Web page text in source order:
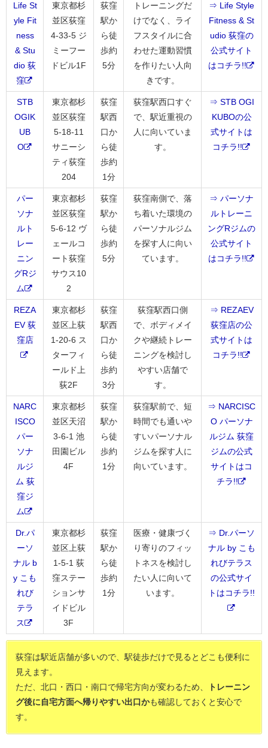
Life St
yle Fit
ness
& Stu
dio 荻
窪
東京都杉
並区荻窪
4-33-5 ジ
ミーフー
ドビル1F
荻窪
駅か
ら徒
歩約
5分
トレーニングだ
けでなく、ライ
フスタイルに合
わせた運動習慣
を作りたい人向
きです。
⇒ Life Style
Fitness & St
udio 荻窪の
公式サイト
はコチラ!!
STB
OGIK
UB
O
東京都杉
並区荻窪
5-18-11
サニーシ
ティ荻窪
204
荻窪
駅西
口か
ら徒
歩約
1分
荻窪駅西口すぐ
で、駅近重視の
人に向いていま
す。
⇒ STB OGI
KUBOの公
式サイトは
コチラ!!
パー
ソナ
ルト
レー
ニン
グRジ
ム
東京都杉
並区荻窪
5-6-12 ヴ
ェールコ
ート荻窪
サウス10
2
荻窪
駅か
ら徒
歩約
5分
荻窪南側で、落
ち着いた環境の
パーソナルジム
を探す人に向い
ています。
⇒ パーソナ
ルトレーニ
ングRジムの
公式サイト
はコチラ!!
REZA
EV 荻
窪店
東京都杉
並区上荻
1-20-6 ス
ターフィ
ールド上
荻2F
荻窪
駅西
口か
ら徒
歩約
3分
荻窪駅西口側
で、ボディメイ
クや継続トレー
ニングを検討し
やすい店舗で
す。
⇒ REZAEV
荻窪店の公
式サイトは
コチラ!!
NARC
ISCO
パー
ソナ
ルジ
ム 荻
窪ジ
ム
東京都杉
並区天沼
3-6-1 池
田園ビル
4F
荻窪
駅か
ら徒
歩約
1分
荻窪駅前で、短
時間でも通いや
すいパーソナル
ジムを探す人に
向いています。
⇒ NARCISC
O パーソナ
ルジム 荻窪
ジムの公式
サイトはコ
チラ!!
Dr.パ
ーソ
ナル b
y こも
れび
テラ
ス
東京都杉
並区上荻
1-5-1 荻
窪ステー
ションサ
イドビル
3F
荻窪
駅か
ら徒
歩約
1分
医療・健康づく
り寄りのフィッ
トネスを検討し
たい人に向いて
います。
⇒ Dr.パーソ
ナル by こも
れびテラス
の公式サイ
トはコチラ!!
荻窪は駅近店舗が多いので、駅徒歩だけで見るとどこも便利に
見えます。
ただ、北口・西口・南口で帰宅方向が変わるため、
トレーニン
グ後に自宅方面へ帰りやすい出口かも確認しておくと安心で
す。